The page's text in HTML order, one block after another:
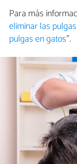
Para más
eliminar las
pulgas en gatos".